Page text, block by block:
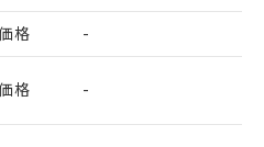
, AgSnIn接点, UL/CSA規格取得,
格 -
AgSnIn接点, 超音波洗浄対応形,
格 -